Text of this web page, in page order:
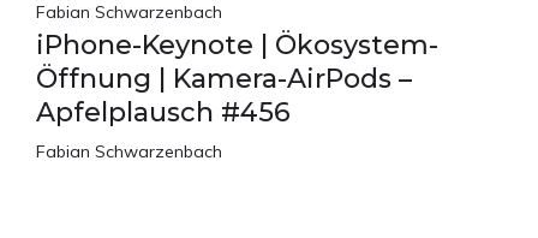
Fabian Schwarzenbach
iPhone-Keynote | Ökosystem-
Öffnung | Kamera-AirPods –
Apfelplausch #456
Fabian Schwarzenbach